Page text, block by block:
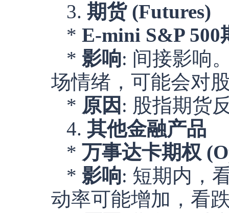
3. 期货 (Futures)
* E-mini S&P 500
* 影响: 间接影响
场情绪，可能会对
* 原因 : 股指期货
4. 其他金融产品
* 万事达卡期权
* 影响: 短期内，
动率可能增加，看